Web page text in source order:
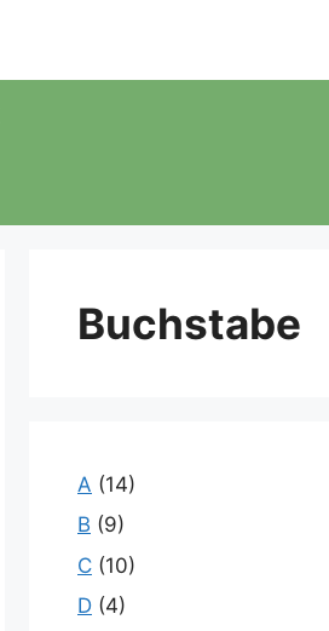
Buchstabe
A (14)
B (9)
C (10)
D (4)